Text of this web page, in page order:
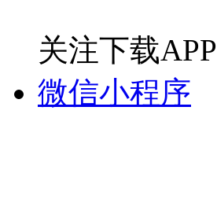
关注下载APP
微信小程序